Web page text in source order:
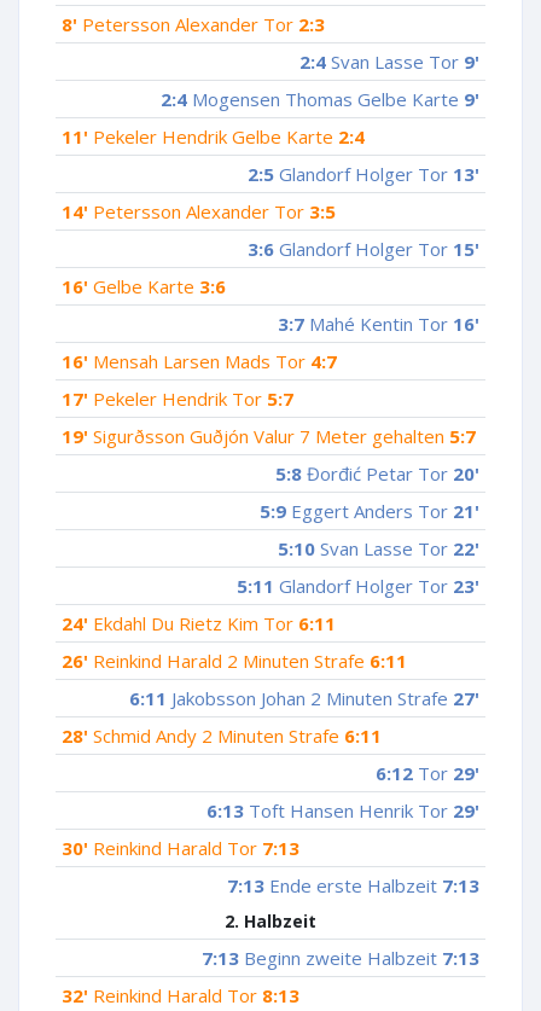
8' Petersson Alexander Tor 2:3
2:4 Svan Lasse Tor 9'
2:4 Mogensen Thomas Gelbe Karte 9'
11' Pekeler Hendrik Gelbe Karte 2:4
2:5 Glandorf Holger Tor 13'
14' Petersson Alexander Tor 3:5
3:6 Glandorf Holger Tor 15'
16' Gelbe Karte 3:6
3:7 Mahé Kentin Tor 16'
16' Mensah Larsen Mads Tor 4:7
17' Pekeler Hendrik Tor 5:7
19' Sigurðsson Guðjón Valur 7 Meter gehalten 5:7
5:8 Đorđić Petar Tor 20'
5:9 Eggert Anders Tor 21'
5:10 Svan Lasse Tor 22'
5:11 Glandorf Holger Tor 23'
24' Ekdahl Du Rietz Kim Tor 6:11
26' Reinkind Harald 2 Minuten Strafe 6:11
6:11 Jakobsson Johan 2 Minuten Strafe 27'
28' Schmid Andy 2 Minuten Strafe 6:11
6:12 Tor 29'
6:13 Toft Hansen Henrik Tor 29'
30' Reinkind Harald Tor 7:13
7:13 Ende erste Halbzeit 7:13
2. Halbzeit
7:13 Beginn zweite Halbzeit 7:13
32' Reinkind Harald Tor 8:13